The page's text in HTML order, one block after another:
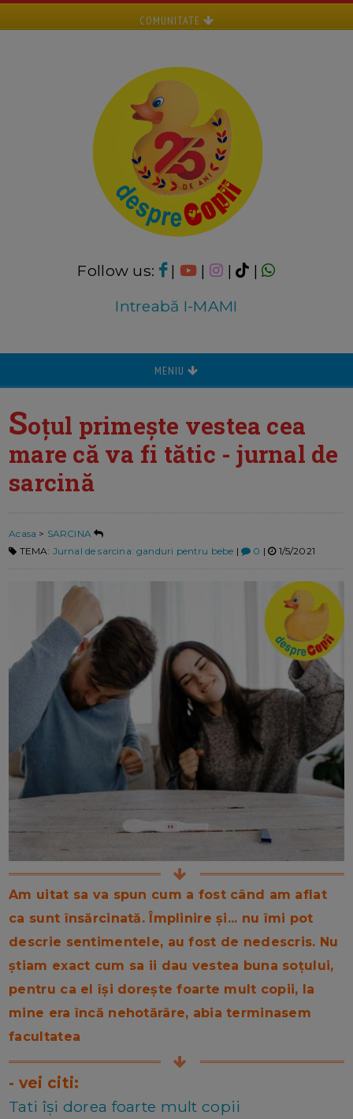
COMUNITATE
Follow us: | | |
|
Intreabă I-MAMI
MENIU
Soțul primește vestea cea
mare că va fi tătic - jurnal de
sarcină
Acasa > SARCINA
TEMA: Jurnal de sarcina: ganduri pentru bebe | 0 | 1/5/2021
Am uitat sa va spun cum a fost când am aflat
ca sunt însărcinată. Împlinire și... nu îmi pot
descrie sentimentele, au fost de nedescris. Nu
știam exact cum sa ii dau vestea buna soțului,
pentru ca el își dorește foarte mult copii, la
mine era încă nehotărâre, abia terminasem
facultatea
- vei citi:
Tati își dorea foarte mult copii